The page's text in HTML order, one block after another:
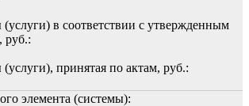
в соответствии с утвержденным
руб.:
принятая по актам, руб.:
элемента (системы):